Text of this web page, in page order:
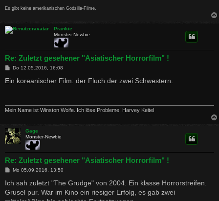
Es gibt keine amerikanischen Godzilla-Filme.
Prankie
Monster-Newbie
Re: Zuletzt gesehener "Asiatischer Horrorfilm" !
B
i
t
Do 12.05.2016, 16:08
Ein koreanischer Film: der Fluch der zwei Schwestern.
Mein Name ist Winston Wolfe. Ich löse Probleme! Harvey Keitel
Gage
Monster-Newbie
Re: Zuletzt gesehener "Asiatischer Horrorfilm" !
B
i
t
r
a
Mo 05.09.2016, 13:50
Ich sah zuletzt "The Grudge" von 2004. Ein klasse Horrorstreifen.
Grusel pur. War im Kino ein riesiger Erfolg, es gab zwei